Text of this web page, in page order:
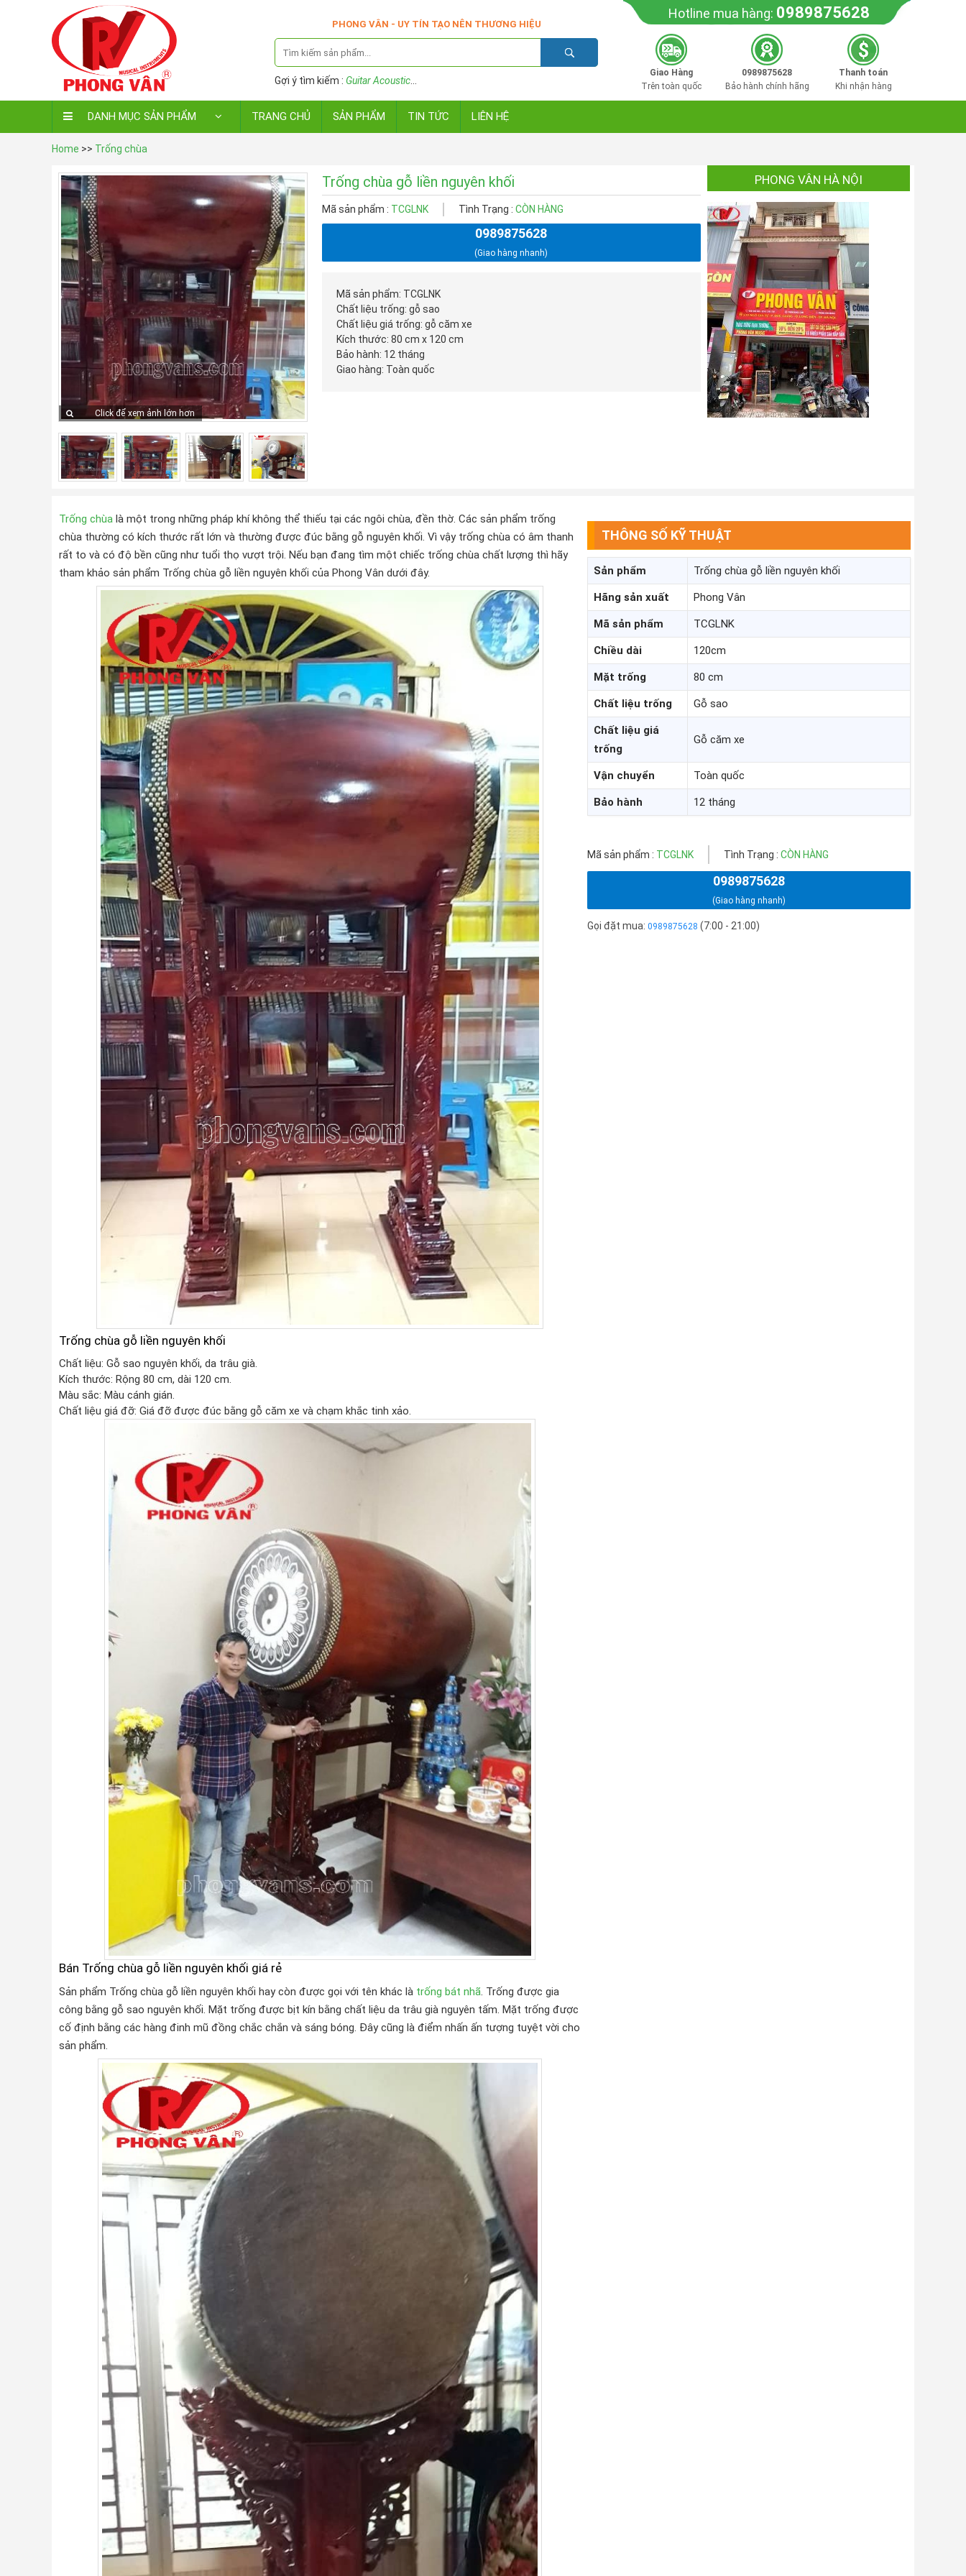
PHONG VÂN - UY TÍN TẠO NÊN THƯƠNG HIỆU
Gợi ý tìm kiếm : Guitar Acoustic
Hotline mua hàng: 0989875628
Giao Hàng
Trên toàn quốc
0989875628
Bảo hành chính hãng
Thanh toán
Khi nhận hàng
DANH MỤC SẢN PHẨM TRANG CHỦ SẢN PHẨM TIN TỨC LIÊN HỆ
Home >> Trống chùa
Click để xem ảnh lớn hơn
Trống chùa gỗ liền nguyên khối
Mã sản phẩm : TCGLNK Tình Trạng : CÒN HÀNG
0989875628
(Giao hàng nhanh)
Mã sản phẩm: TCGLNK
Chất liệu trống: gỗ sao
Chất liệu giá trống: gỗ căm xe
Kích thước: 80 cm x 120 cm
Bảo hành: 12 tháng
Giao hàng: Toàn quốc
PHONG VÂN HÀ NỘI
Trống chùa là một trong những pháp khí không thể thiếu tại các ngôi chùa, đền thờ. Các sản phẩm trống
chùa thường có kích thước rất lớn và thường được đúc bằng gỗ nguyên khối. Vì vậy trống chùa có âm thanh
rất to và có độ bền cũng như tuổi thọ vượt trội. Nếu bạn đang tìm một chiếc trống chùa chất lượng thì hãy
tham khảo sản phẩm Trống chùa gỗ liền nguyên khối của Phong Vân dưới đây.
Trống chùa gỗ liền nguyên khối
Chất liệu: Gỗ sao nguyên khối, da trâu già.
Kích thước: Rộng 80 cm, dài 120 cm.
Màu sắc: Màu cánh gián.
Chất liệu giá đỡ: Giá đỡ được đúc bằng gỗ căm xe và chạm khắc tinh xảo.
Bán Trống chùa gỗ liền nguyên khối giá rẻ
Sản phẩm Trống chùa gỗ liền nguyên khối hay còn được gọi với tên khác là trống bát nhã. Trống được gia
công bằng gỗ sao nguyên khối. Mặt trống được bịt kín bằng chất liệu da trâu già nguyên tấm. Mặt trống được
cố định bằng các hàng đinh mũ đồng chắc chắn và sáng bóng. Đây cũng là điểm nhấn ấn tượng tuyệt vời cho
sản phẩm.
THÔNG SỐ KỸ THUẬT
Sản phẩm Trống chùa gỗ liền nguyên khối
Hãng sản xuất Phong Vân
Mã sản phẩm TCGLNK
Chiều dài 120cm
Mặt trống 80 cm
Chất liệu trống Gỗ sao
Chất liệu giá
trống
Gỗ căm xe
Vận chuyển Toàn quốc
Bảo hành 12 tháng
Mã sản phẩm : TCGLNK Tình Trạng : CÒN HÀNG
0989875628
(Giao hàng nhanh)
Gọi đặt mua: 0989875628 (7:00 - 21:00)